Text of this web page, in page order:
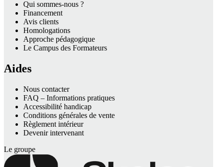
Qui sommes-nous ?
Financement
Avis clients
Homologations
Approche pédagogique
Le Campus des Formateurs
Aides
Nous contacter
FAQ – Informations pratiques
Accessibilité handicap
Conditions générales de vente
Règlement intérieur
Devenir intervenant
Le groupe